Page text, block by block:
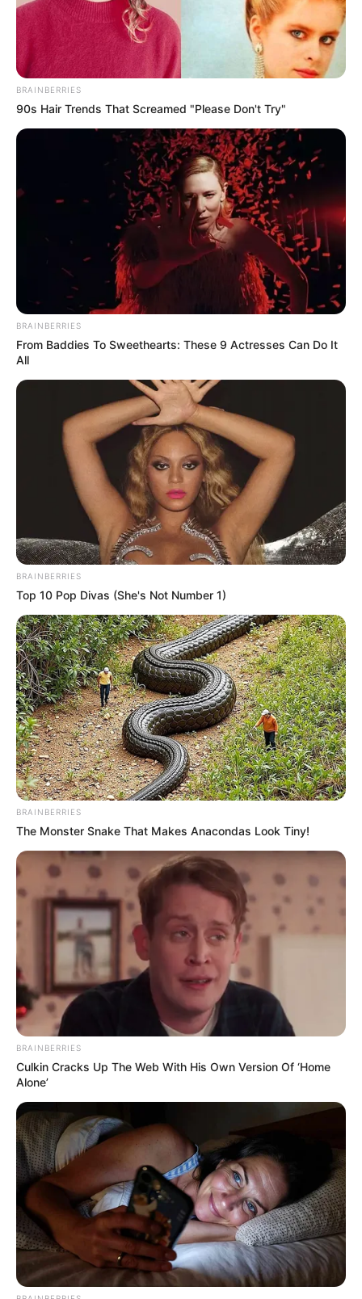
BRAINBERRIES
Why this ordinary drink is the secret to feeling your
best every day
CTA FAVORITE
This Woman Chose To Live Like A Horse
Busting Movie Myths! Common Clichés That Don't
Reflect Reality
BRAINBERRIES
The Bodyguard's Hidden Bloopers Revealed
BRAINBERRIES
Remember Albert? You Better Sit Down Before You
BRAINBERRIES
90s Hair Trends That Screamed "Please Don't Try"
BRAINBERRIES
From Baddies To Sweethearts: These 9 Actresses Can Do It
All
BRAINBERRIES
Top 10 Pop Divas (She's Not Number 1)
BRAINBERRIES
The Monster Snake That Makes Anacondas Look Tiny!
BRAINBERRIES
Culkin Cracks Up The Web With His Own Version Of ‘Home
Alone’